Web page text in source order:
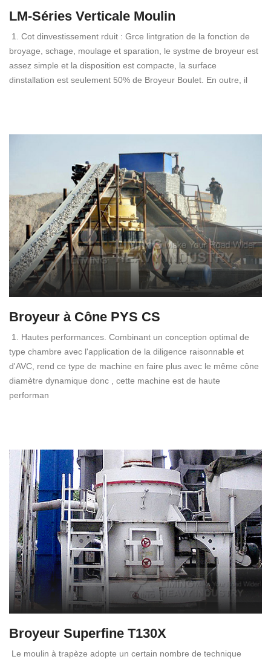
LM-Séries Verticale Moulin
1. Cot dinvestissement rduit : Grce lintgration de la fonction de
broyage, schage, moulage et sparation, le systme de broyeur est
assez simple et la disposition est compacte, la surface
dinstallation est seulement 50% de Broyeur Boulet. En outre, il
Broyeur à Cône PYS CS
1. Hautes performances. Combinant un conception optimal de
type chambre avec l'application de la diligence raisonnable et
d'AVC, rend ce type de machine en faire plus avec le même cône
diamètre dynamique donc , cette machine est de haute
performan
Broyeur Superfine T130X
Le moulin à trapèze adopte un certain nombre de technique